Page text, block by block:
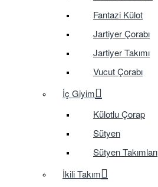
Fantazi Külot
Jartiyer Çorabı
Jartiyer Takımı
Vucut Çorabı
İç Giyim
Külotlu Çorap
Sütyen
Sütyen Takımları
İkili Takım